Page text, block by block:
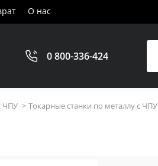
О нас
0 800-336-424
ЧПУ Токарные станки по металлу с ЧПУ